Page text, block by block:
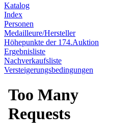
Katalog
Index
Personen
Medailleure/Hersteller
Höhepunkte der 174.Auktion
Ergebnisliste
Nachverkaufsliste
Versteigerungsbedingungen